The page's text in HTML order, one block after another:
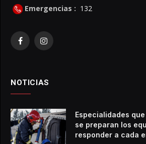
Emergencias : 132
FacebookInstagram
NOTICIAS
Especialidades
se preparan los
responder a cada